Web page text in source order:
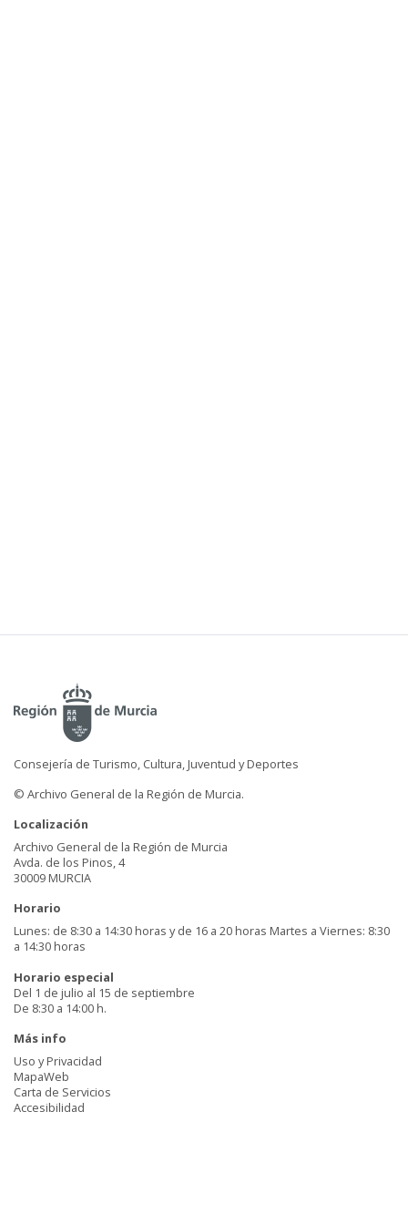
Consejería de Turismo, Cultura, Juventud y Deportes
© Archivo General de la Región de Murcia.
Localización
Archivo General de la Región de Murcia
Avda. de los Pinos, 4
30009 MURCIA
Horario
Lunes: de 8:30 a 14:30 horas y de 16 a 20 horas Martes a Viernes: 8:30
a 14:30 horas
Horario especial
Del 1 de julio al 15 de septiembre
De 8:30 a 14:00 h.
Más info
Uso y Privacidad
MapaWeb
Carta de Servicios
Accesibilidad